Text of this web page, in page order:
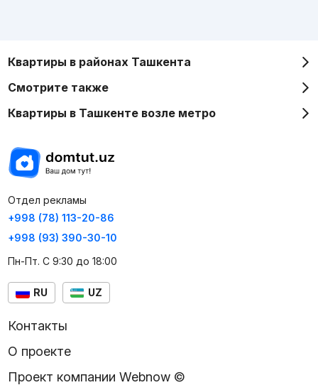
Квартиры в районах Ташкента
Смотрите также
Квартиры в Ташкенте возле метро
Отдел рекламы
+998 (78) 113-20-86
+998 (93) 390-30-10
Пн-Пт. С 9:30 до 18:00
RU UZ
Контакты
О проекте
Проект компании Webnow ©